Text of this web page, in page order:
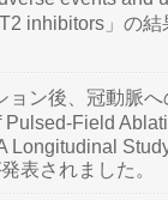
inhibitors」の結
ョン後、冠動脈
Pulsed-Field
Longitudinal
表されました。